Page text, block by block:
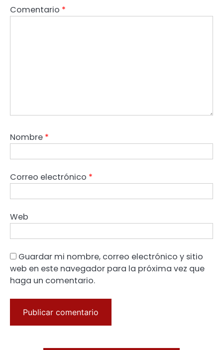
Comentario *
Nombre *
Correo electrónico *
Web
Guardar mi nombre, correo electrónico y sitio
web en este navegador para la próxima vez que
haga un comentario.